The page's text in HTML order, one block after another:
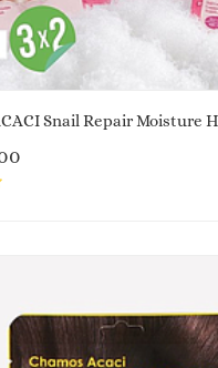
Snail Repair Moisture